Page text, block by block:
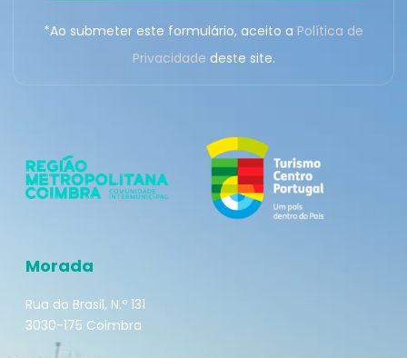
*Ao submeter este formulário, aceito a Política de
Privacidade deste site.
Morada
Rua do Brasil, N.º 131
3030-175 Coimbra